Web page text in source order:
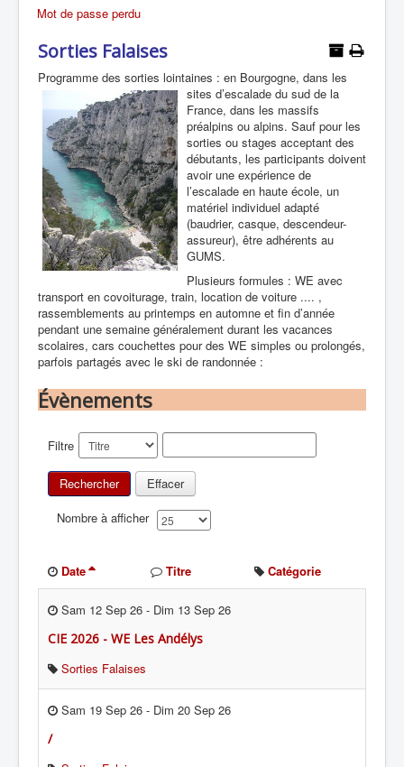
RANDONNÉE PÉDESTRE
RANDONNÉE SPORTIVE
Mot de passe perdu
Sorties Falaises
Programme des sorties lointaines : en Bourgogne, dans les
sites d’escalade du sud de la
France, dans les massifs
préalpins ou alpins. Sauf pour les
sorties ou stages acceptant des
débutants, les participants doivent
avoir une expérience de
l’escalade en haute école, un
matériel individuel adapté
(baudrier, casque, descendeur-
assureur), être adhérents au
GUMS.
Plusieurs formules : WE avec
transport en covoiturage, train, location de voiture .... ,
rassemblements au printemps en automne et fin d’année
pendant une semaine généralement durant les vacances
scolaires, cars couchettes pour des WE simples ou prolongés,
parfois partagés avec le ski de randonnée :
Évènements
Filtre
Rechercher
Effacer
Nombre à afficher
Date Titre Catégorie
Sam 12 Sep 26 - Dim 13 Sep 26
CIE 2026 - WE Les Andélys
Sorties Falaises
Sam 19 Sep 26 - Dim 20 Sep 26
/